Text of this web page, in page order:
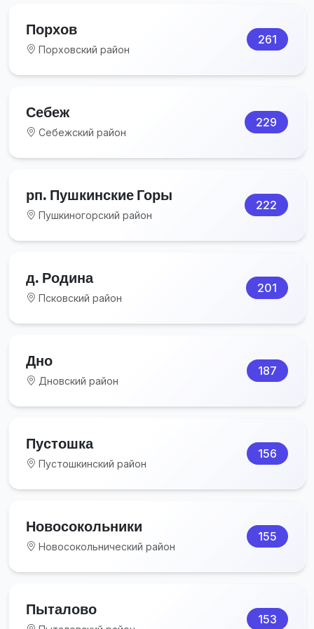
Порхов
Порховский район
261
Себеж
Себежский район
229
рп. Пушкинские Горы
Пушкиногорский район
222
д. Родина
Псковский район
201
Дно
Дновский район
187
Пустошка
Пустошкинский район
156
Новосокольники
Новосокольнический район
155
Пыталово
153